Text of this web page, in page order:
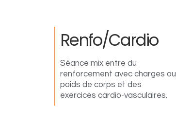
Renfo/cardio
Séance mix entre du
renforcement avec charges ou
poids de corps et des
exercices cardio-vasculaires.